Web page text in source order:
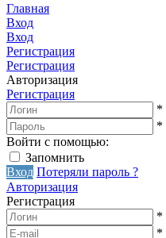
Главная
Вход
Вход
Регистрация
Регистрация
Авторизация
Регистрация
*
*
Войти с помощью:
Запомнить
Вход Потеряли пароль ?
Авторизация
Регистрация
*
*